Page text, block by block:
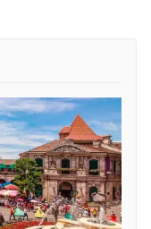
có sự chấp